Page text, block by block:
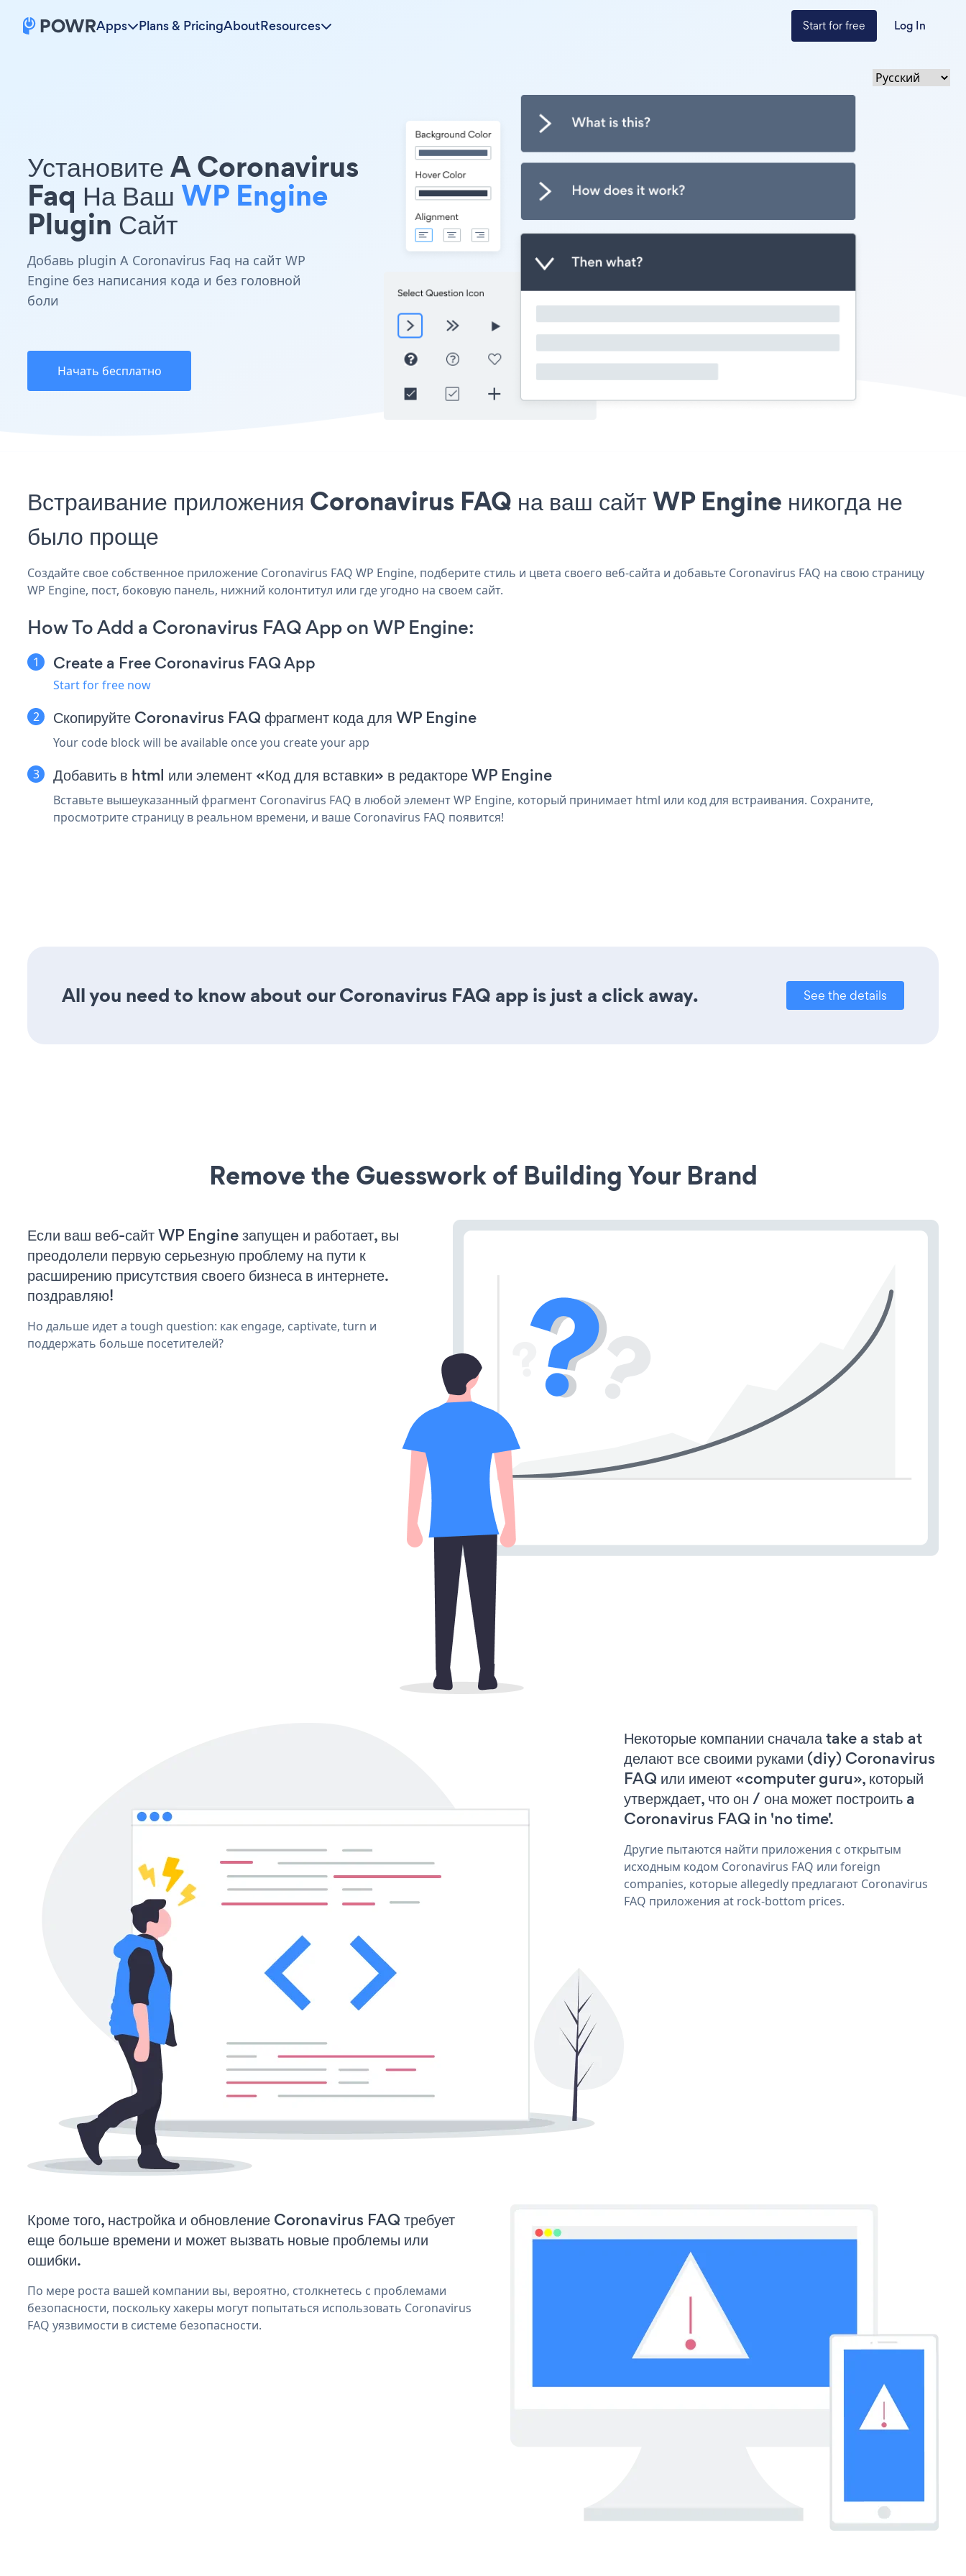
Apps Plans & PricingAboutResources Start for free Log In
Установите A Coronavirus
Faq На ВашWP Engine
Plugin Сайт
Добавь plugin A Coronavirus Faq на сайт WP
Engine без написания кода и без головной
боли
Начать бесплатно
Встраивание приложения Coronavirus FAQ на ваш сайт WP Engine никогда не
было проще
Создайте свое собственное приложение Coronavirus FAQ WP Engine, подберите стиль и цвета своего веб-сайта и добавьте Coronavirus FAQ на свою страницу
WP Engine, пост, боковую панель, нижний колонтитул или где угодно на своем сайт.
How To Add a Coronavirus FAQ App on WP Engine:
Create a Free Coronavirus FAQ App
Start for free now
Скопируйте Coronavirus FAQ фрагмент кода для WP Engine
Your code block will be available once you create your app
Добавить в html или элемент «Код для вставки» в редакторе WP Engine
Вставьте вышеуказанный фрагмент Coronavirus FAQ в любой элемент WP Engine, который принимает html или код для встраивания. Сохраните,
просмотрите страницу в реальном времени, и ваше Coronavirus FAQ появится!
All you need to know about our Coronavirus FAQ app is just a click away. See the details
Remove the Guesswork of Building Your Brand
Если ваш веб-сайт WP Engine запущен и работает, вы
преодолели первую серьезную проблему на пути к
расширению присутствия своего бизнеса в интернете.
поздравляю!
Но дальше идет a tough question: как engage, captivate, turn и
поддержать больше посетителей?
Некоторые компании сначала take a stab at
делают все своими руками (diy) Coronavirus
FAQ или имеют «computer guru», который
утверждает, что он / она может построить a
Coronavirus FAQ in 'no time'.
Другие пытаются найти приложения с открытым
исходным кодом Coronavirus FAQ или foreign
companies, которые allegedly предлагают Coronavirus
FAQ приложения at rock-bottom prices.
Кроме того, настройка и обновление Coronavirus FAQ требует
еще больше времени и может вызвать новые проблемы или
ошибки.
По мере роста вашей компании вы, вероятно, столкнетесь с проблемами
безопасности, поскольку хакеры могут попытаться использовать Coronavirus
FAQ уязвимости в системе безопасности.